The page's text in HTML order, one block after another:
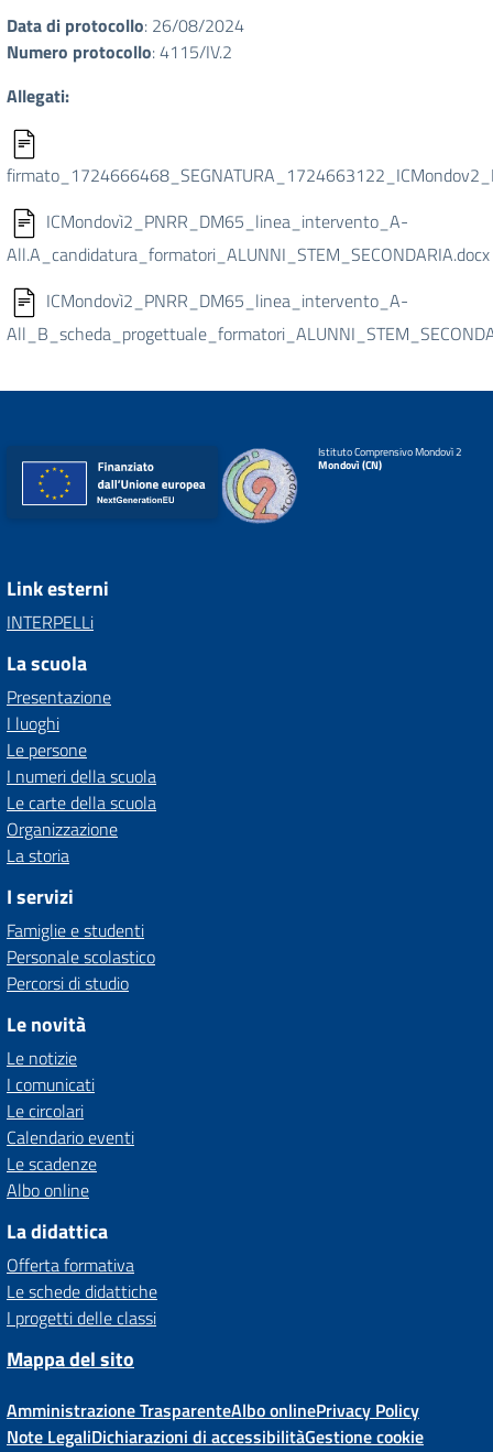
Data di protocollo: 26/08/2024
Numero protocollo: 4115/IV.2
Allegati:
ICMondovì2_PNRR_DM65_linea_intervento_A-
All.A_candidatura_formatori_ALUNNI_STEM_SECONDARIA.docx
ICMondovì2_PNRR_DM65_linea_intervento_A-
Istituto Comprensivo Mondovì 2
Mondovì (CN)
Link esterni
INTERPELLi
La scuola
Presentazione
I luoghi
Le persone
I numeri della scuola
Le carte della scuola
Organizzazione
La storia
I servizi
Famiglie e studenti
Personale scolastico
Percorsi di studio
Le novità
Le notizie
I comunicati
Le circolari
Calendario eventi
Le scadenze
Albo online
La didattica
Offerta formativa
Le schede didattiche
I progetti delle classi
Mappa del sito
Amministrazione TrasparenteAlbo onlinePrivacy Policy
Note LegaliDichiarazioni di accessibilitàGestione cookie